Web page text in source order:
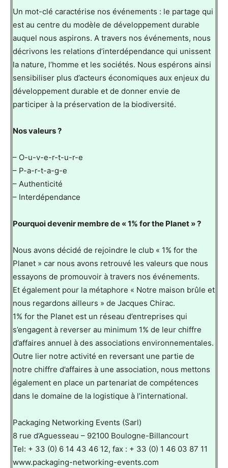
Un mot-clé caractérise nos événements : le partage qui
est au centre du modèle de développement durable
auquel nous aspirons. A travers nos événements, nous
décrivons les relations d’interdépendance qui unissent
la nature, l’homme et les sociétés. Nous espérons ainsi
sensibiliser plus d’acteurs économiques aux enjeux du
développement durable et de donner envie de
participer à la préservation de la biodiversité.
Nos valeurs ?
– O-u-v-e-r-t-u-r-e
– P-a-r-t-a-g-e
– Authenticité
– Interdépendance
Pourquoi devenir membre de « 1% for the Planet » ?
Nous avons décidé de rejoindre le club « 1% for the
Planet » car nous avons retrouvé les valeurs que nous
essayons de promouvoir à travers nos événements.
Et également pour la métaphore « Notre maison brûle et
nous regardons ailleurs » de Jacques Chirac.
1% for the Planet est un réseau d’entreprises qui
s’engagent à reverser au minimum 1% de leur chiffre
d’affaires annuel à des associations environnementales.
Outre lier notre activité en reversant une partie de
notre chiffre d’affaires à une association, nous mettons
également en place un partenariat de compétences
dans le domaine de la logistique à l’international.
Packaging Networking Events (Sarl)
8 rue d’Aguesseau – 92100 Boulogne-Billancourt
Tel: + 33 (0) 6 14 43 46 12, fax : + 33 (0) 1 46 03 87 11
www.packaging-networking-events.com